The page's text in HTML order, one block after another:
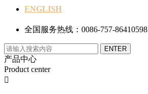
ENGLISH
全国服务热线：0086-757-86410598
产品中心
Product center
